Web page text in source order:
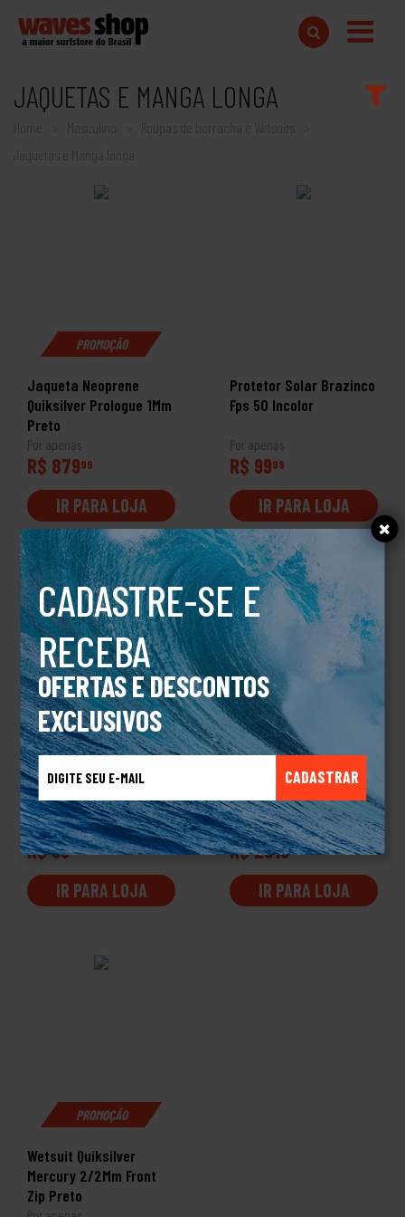
CADASTRE-SE E
RECEBA
OFERTAS E DESCONTOS
EXCLUSIVOS
CADASTRAR
JAQUETAS E MANGA LONGA
Home
PROMOÇÃO
Jaqueta Neoprene
Quiksilver Prologue 1Mm
Preto
Por apenas
R$ 87999
IR PARA LOJA
Protetor Solar Brazinco
Fps 50 Incolor
Por apenas
R$ 9999
IR PARA LOJA
Protetor Solar Brazinco
Fps 50 Incolor
Por apenas
R$ 9999
IR PARA LOJA
PROMOÇÃO
Wetsuit Quiksilver
Everyday Sessions
2/2Mm Chest Zip
Por apenas
R$ 231999
IR PARA LOJA
PROMOÇÃO
Wetsuit Quiksilver
Mercury 2/2Mm Front
Zip Preto